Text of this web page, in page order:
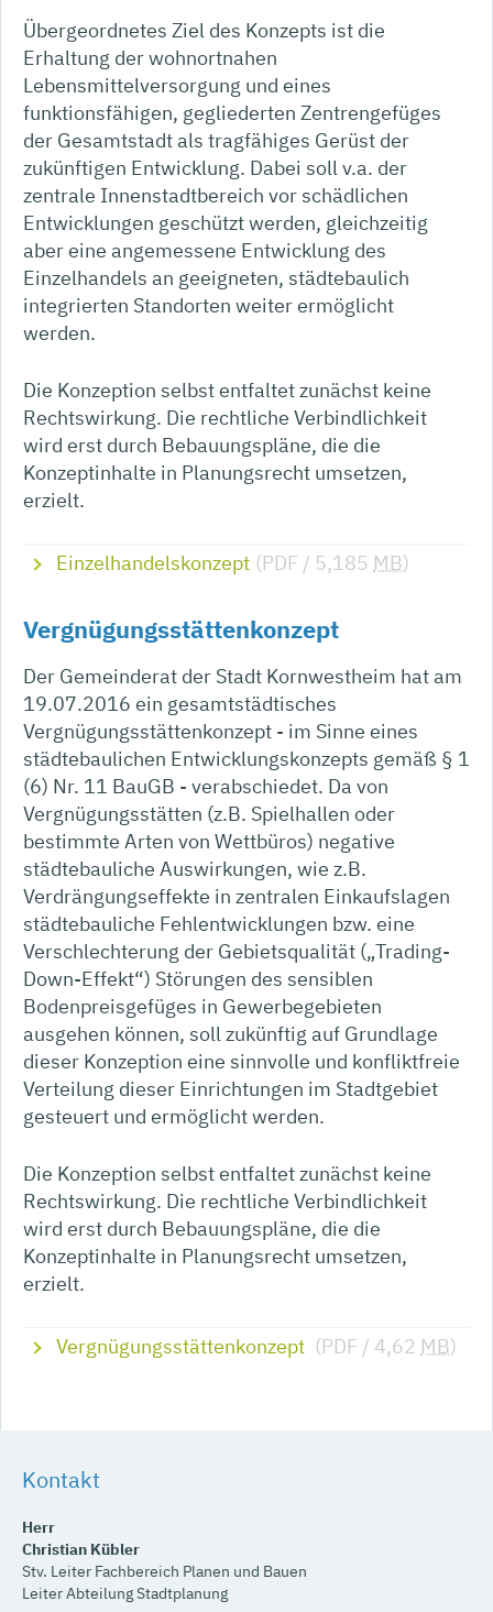
Übergeordnetes Ziel des Konzepts ist die
Erhaltung der wohnortnahen
Lebensmittelversorgung und eines
funktionsfähigen, gegliederten Zentrengefüges
der Gesamtstadt als tragfähiges Gerüst der
zukünftigen Entwicklung. Dabei soll v.a. der
zentrale Innenstadtbereich vor schädlichen
Entwicklungen geschützt werden, gleichzeitig
aber eine angemessene Entwicklung des
Einzelhandels an geeigneten, städtebaulich
integrierten Standorten weiter ermöglicht
werden.
Die Konzeption selbst entfaltet zunächst keine
Rechtswirkung. Die rechtliche Verbindlichkeit
wird erst durch Bebauungspläne, die die
Konzeptinhalte in Planungsrecht umsetzen,
erzielt.
Einzelhandelskonzept (PDF / 5,185 MB)
Vergnügungsstättenkonzept
Der Gemeinderat der Stadt Kornwestheim hat am
19.07.2016 ein gesamtstädtisches
Vergnügungsstättenkonzept - im Sinne eines
städtebaulichen Entwicklungskonzepts gemäß § 1
(6) Nr. 11 BauGB - verabschiedet. Da von
Vergnügungsstätten (z.B. Spielhallen oder
bestimmte Arten von Wettbüros) negative
städtebauliche Auswirkungen, wie z.B.
Verdrängungseffekte in zentralen Einkaufslagen
städtebauliche Fehlentwicklungen bzw. eine
Verschlechterung der Gebietsqualität („Trading-
Down-Effekt“) Störungen des sensiblen
Bodenpreisgefüges in Gewerbegebieten
ausgehen können, soll zukünftig auf Grundlage
dieser Konzeption eine sinnvolle und konfliktfreie
Verteilung dieser Einrichtungen im Stadtgebiet
gesteuert und ermöglicht werden.
Die Konzeption selbst entfaltet zunächst keine
Rechtswirkung. Die rechtliche Verbindlichkeit
wird erst durch Bebauungspläne, die die
Konzeptinhalte in Planungsrecht umsetzen,
erzielt.
Vergnügungsstättenkonzept (PDF / 4,62 MB)
Kontakt
Herr
Christian Kübler
Stv. Leiter Fachbereich Planen und Bauen
Leiter Abteilung Stadtplanung